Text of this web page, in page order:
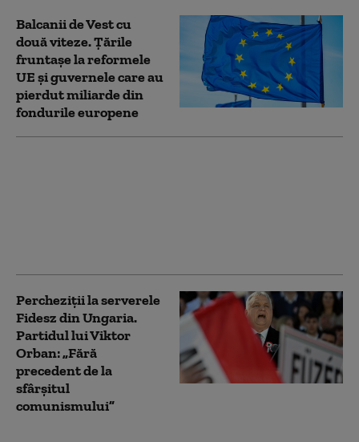
Balcanii de Vest cu
două viteze. Țările
fruntașe la reformele
UE și guvernele care au
pierdut miliarde din
fondurile europene
Percheziţii la serverele
Fidesz din Ungaria.
Partidul lui Viktor
Orban: „Fără
precedent de la
sfârşitul
comunismului”